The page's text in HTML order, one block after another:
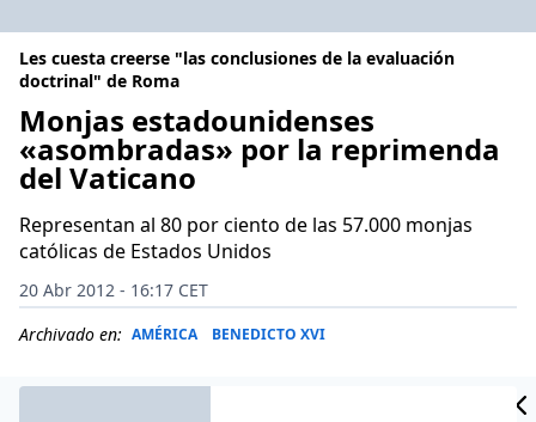
Les cuesta creerse "las conclusiones de la evaluación
doctrinal" de Roma
Monjas estadounidenses
«asombradas» por la reprimenda
del Vaticano
Representan al 80 por ciento de las 57.000 monjas
católicas de Estados Unidos
20 Abr 2012 - 16:17 CET
Archivado en: AMÉRICA BENEDICTO XVI